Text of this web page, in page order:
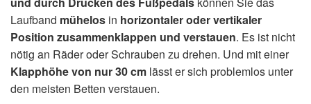
Laufband mühelos in horizontaler oder vertikaler
Position zusammenklappen und verstauen. Es ist nicht
nötig an Räder oder Schrauben zu drehen. Und mit einer
Klapphöhe von nur 30 cm lässt er sich problemlos unter
den meisten Betten verstauen.